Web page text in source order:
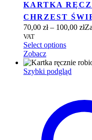
KARTKA
CHRZEST
70,00 zł – 100,00 zł
VAT
Select options
Zobacz
Szybki podgląd